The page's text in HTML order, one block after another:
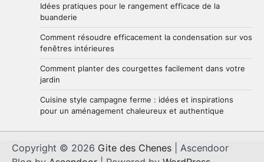
Idées pratiques pour le rangement efficace de la
buanderie
Comment résoudre efficacement la condensation sur vos
fenêtres intérieures
Comment planter des courgettes facilement dans votre
jardin
Cuisine style campagne ferme : idées et inspirations
pour un aménagement chaleureux et authentique
Copyright © 2026 Gite des Chenes | Ascendoor